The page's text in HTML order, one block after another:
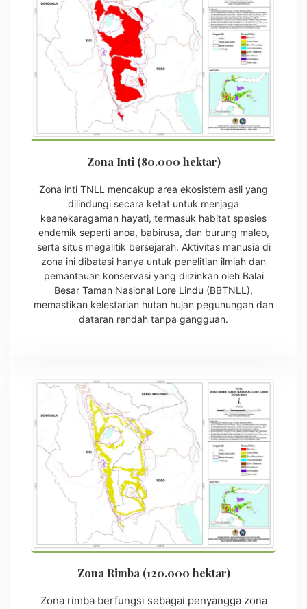
Zona Inti (80.000 hektar)
Zona inti TNLL mencakup area ekosistem asli yang
dilindungi secara ketat untuk menjaga
keanekaragaman hayati, termasuk habitat spesies
endemik seperti anoa, babirusa, dan burung maleo,
serta situs megalitik bersejarah. Aktivitas manusia di
zona ini dibatasi hanya untuk penelitian ilmiah dan
pemantauan konservasi yang diizinkan oleh Balai
Besar Taman Nasional Lore Lindu (BBTNLL),
memastikan kelestarian hutan hujan pegunungan dan
dataran rendah tanpa gangguan.
Zona Rimba (120.000 hektar)
Zona rimba berfungsi sebagai penyangga zona